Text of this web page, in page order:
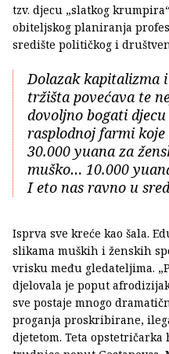
tzv. djecu „slatkog
obiteljskog planiranja
središte političkog i
Dolazak kapitalizma
tržišta povećava te
dovoljno bogati
rasplodnoj farmi
30.000 yuana za
muško… 10.000
I eto nas ravno u
Isprva sve kreće kao šala.
slikama muških i ženskih
vrisku među gledateljima.
djelovala je poput
sve postaje mnogo
proganja proskribirane,
djetetom. Teta